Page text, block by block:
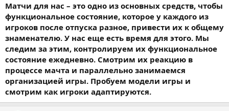
Матчи для нас – это одно из основных средств, чтобы
функциональное состояние, которое у каждого из
игроков после отпуска разное, привести их к общему
знаменателю. У нас еще есть время для этого. Мы
следим за этим, контролируем их функциональное
состояние ежедневно. Смотрим их реакцию в
процессе мачта и параллельно занимаемся
организацией игры. Пробуем модели игры и
смотрим как игроки адаптируются.